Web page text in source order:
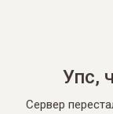
Упс,
Сервер